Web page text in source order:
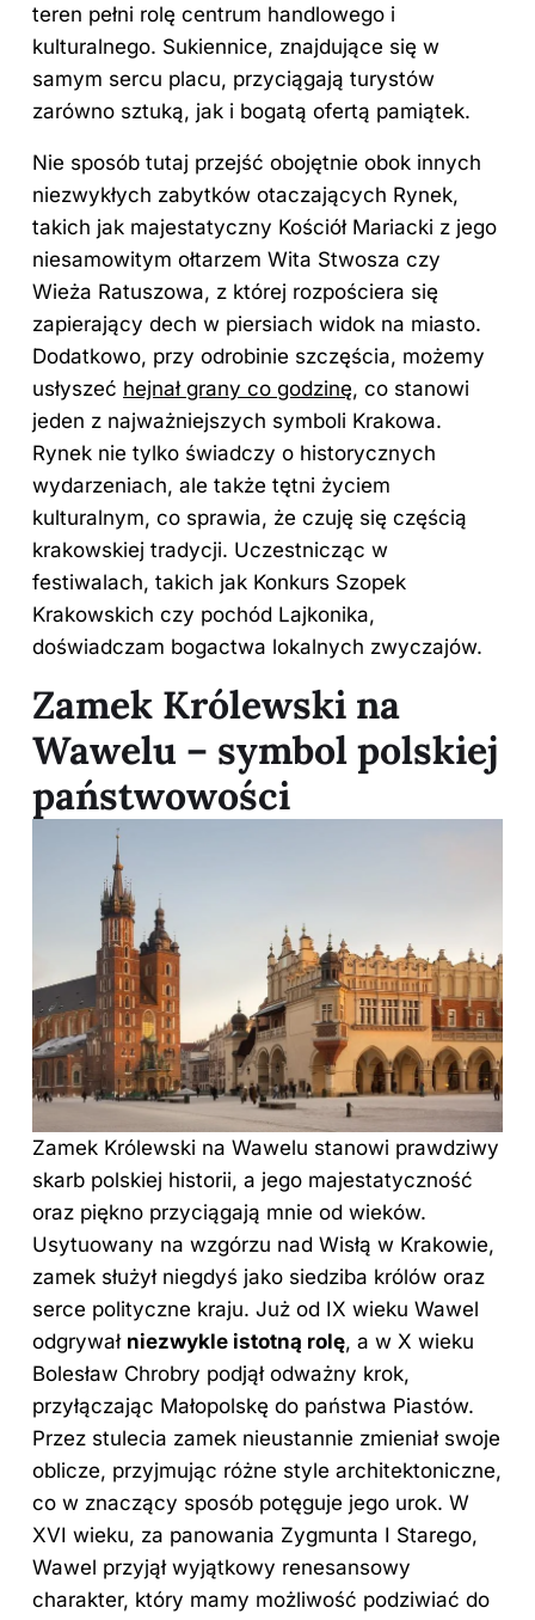
teren pełni rolę centrum handlowego i
kulturalnego. Sukiennice, znajdujące się w
samym sercu placu, przyciągają turystów
zarówno sztuką, jak i bogatą ofertą pamiątek.
Nie sposób tutaj przejść obojętnie obok innych
niezwykłych zabytków otaczających Rynek,
takich jak majestatyczny Kościół Mariacki z jego
niesamowitym ołtarzem Wita Stwosza czy
Wieża Ratuszowa, z której rozpościera się
zapierający dech w piersiach widok na miasto.
Dodatkowo, przy odrobinie szczęścia, możemy
usłyszeć hejnał grany co godzinę, co stanowi
jeden z najważniejszych symboli Krakowa.
Rynek nie tylko świadczy o historycznych
wydarzeniach, ale także tętni życiem
kulturalnym, co sprawia, że czuję się częścią
krakowskiej tradycji. Uczestnicząc w
festiwalach, takich jak Konkurs Szopek
Krakowskich czy pochód Lajkonika,
doświadczam bogactwa lokalnych zwyczajów.
Zamek Królewski na
Wawelu – symbol polskiej
państwowości
Zamek Królewski na Wawelu stanowi prawdziwy
skarb polskiej historii, a jego majestatyczność
oraz piękno przyciągają mnie od wieków.
Usytuowany na wzgórzu nad Wisłą w Krakowie,
zamek służył niegdyś jako siedziba królów oraz
serce polityczne kraju. Już od IX wieku Wawel
odgrywał niezwykle istotną rolę, a w X wieku
Bolesław Chrobry podjął odważny krok,
przyłączając Małopolskę do państwa Piastów.
Przez stulecia zamek nieustannie zmieniał swoje
oblicze, przyjmując różne style architektoniczne,
co w znaczący sposób potęguje jego urok. W
XVI wieku, za panowania Zygmunta I Starego,
Wawel przyjął wyjątkowy renesansowy
charakter, który mamy możliwość podziwiać do